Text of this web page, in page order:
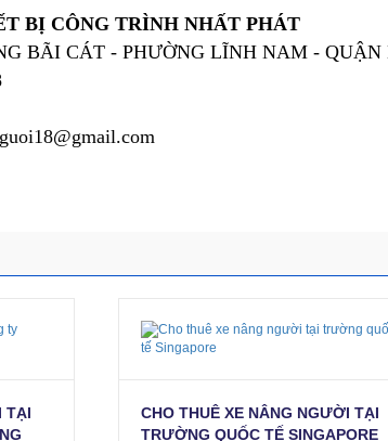
BỊ CÔNG TRÌNH NHẤT PHÁT
BÃI CÁT - PHƯỜNG LĨNH NAM -
TẠI
CHO THUÊ XE NÂNG NGƯỜI TẠI
TRƯỜNG QUỐC TẾ SINGAPORE